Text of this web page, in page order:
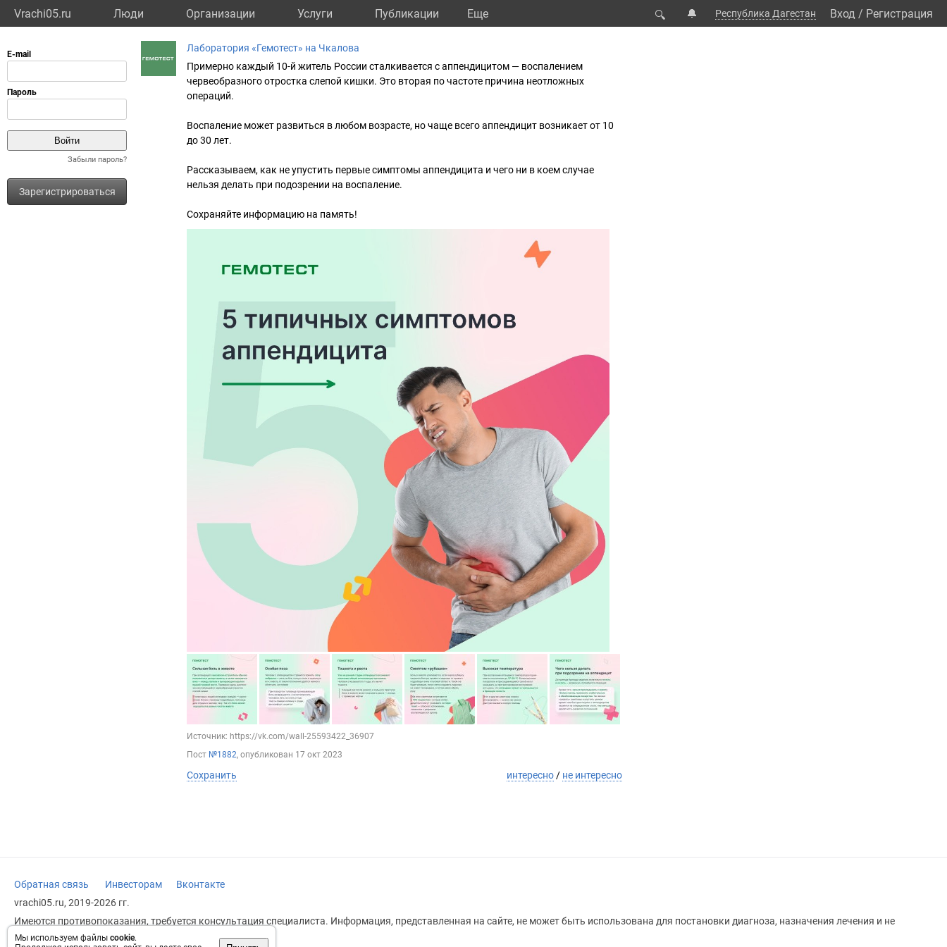
Vrachi05.ru Люди Организации Услуги Публикации Eще 🔍 🔔 Республика Дагестан Вход / Регистрация
Забыли пароль?
Зарегистрироваться
Мы используем файлы cookie.
Лаборатория «Гемотест» на Чкалова
Примерно каждый 10-й житель России сталкивается с аппендицитом — воспалением
червеобразного отростка слепой кишки. Это вторая по частоте причина неотложных
операций.
Воспаление может развиться в любом возрасте, но чаще всего аппендицит возникает от 10
до 30 лет.
Рассказываем, как не упустить первые симптомы аппендицита и чего ни в коем случае
нельзя делать при подозрении на воспаление.
Сохраняйте информацию на память!
Источник: https://vk.com/wall-25593422_36907
Пост №1882, опубликован 17 окт 2023
Сохранить интересно / не интересно
Обратная связь Инвесторам
Вконтакте
vrachi05.ru, 2019-2026 гг.
Имеются противопоказания, требуется консультация специалиста. Информация, представленная на сайте, не может быть использована для постановки диагноза, назначения лечения и не
заменяет прием врача.